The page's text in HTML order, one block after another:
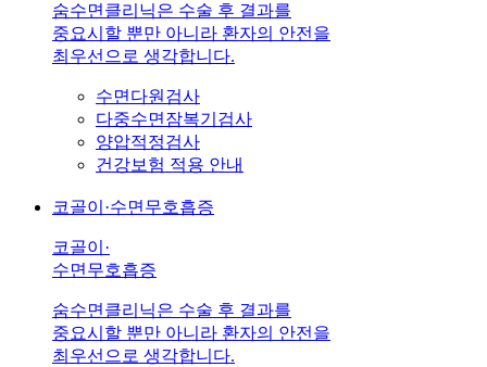
숨수면클리닉은 수술 후 결과를
중요시할 뿐만 아니라 환자의 안전을
최우선으로 생각합니다.
수면다원검사
다중수면잠복기검사
양압적정검사
건강보험 적용 안내
코골이·수면무호흡증
코골이·
수면무호흡증
숨수면클리닉은 수술 후 결과를
중요시할 뿐만 아니라 환자의 안전을
최우선으로 생각합니다.